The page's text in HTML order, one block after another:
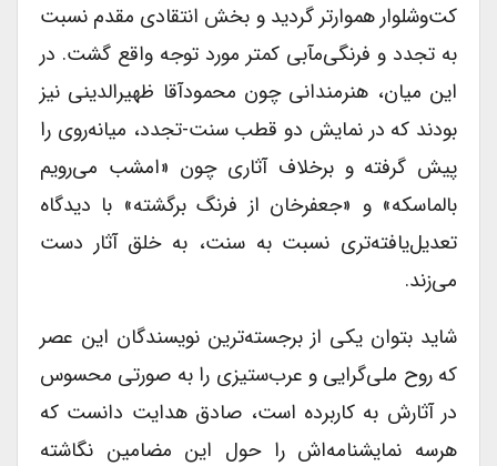
کت‌وشلوار هموارتر گردید و بخش انتقادی مقدم نسبت
به تجدد و فرنگی‌مآبی کمتر مورد توجه واقع گشت. در
این میان، هنرمندانی چون محمودآقا ظهیرالدینی نیز
بودند که در نمایش دو قطب سنت-تجدد، میانه‌روی را
پیش گرفته و برخلاف آثاری چون «امشب می‌رویم
بالماسکه» و «جعفرخان از فرنگ برگشته» با دیدگاه
تعدیل‌یافته‌تری نسبت به سنت، به خلق آثار دست
می‌زند.
شاید بتوان یکی از برجسته‌ترین نویسندگان این عصر
که روح ملی‌گرایی و عرب‌ستیزی را به صورتی محسوس
در آثارش به کاربرده است، صادق هدایت دانست که
هرسه نمایشنامه‌‌اش را حول این مضامین نگاشته